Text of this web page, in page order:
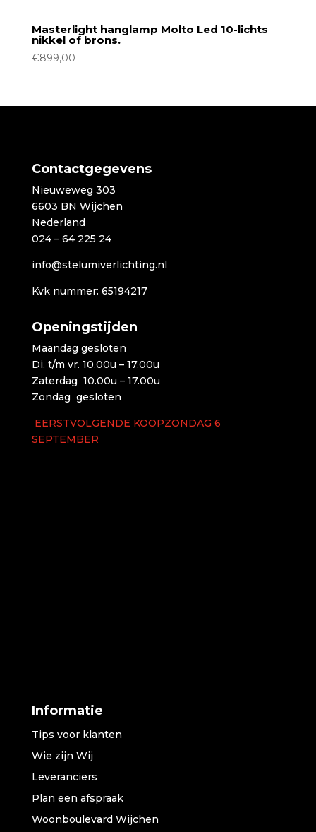
Masterlight hanglamp Molto Led 10-lichts
nikkel of brons.
€899,00
Contactgegevens
Nieuweweg 303
6603 BN Wijchen
Nederland
024 – 64 225 24
info@stelumiverlichting.nl
Kvk nummer: 65194217
Openingstijden
Maandag gesloten
Di. t/m vr. 10.00u – 17.00u
Zaterdag 10.00u – 17.00u
Zondag gesloten
EERSTVOLGENDE KOOPZONDAG 6
SEPTEMBER
Informatie
Tips voor klanten
Wie zijn Wij
Leveranciers
Plan een afspraak
Woonboulevard Wijchen